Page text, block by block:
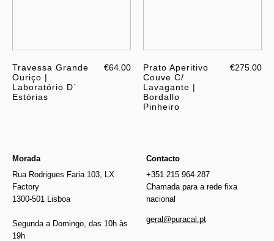
Travessa Grande
Ouriço |
Laboratório D´
Estórias
€64.00
Prato Aperitivo
Couve C/
Lavagante |
Bordallo
Pinheiro
€275.00
Morada
Rua Rodrigues Faria 103, LX
Factory
1300-501 Lisboa
Segunda a Domingo, das 10h às
19h
Contacto
+351 215 964 287
Chamada para a rede fixa
nacional
geral@puracal.pt